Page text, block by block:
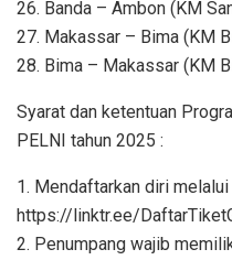
26. Banda – Ambon (KM
27. Makassar – Bima (KM
28. Bima – Makassar (KM
Syarat dan ketentuan
PELNI tahun 2025 :
1. Mendaftarkan diri melalui
https://linktr.ee/
2. Penumpang wajib